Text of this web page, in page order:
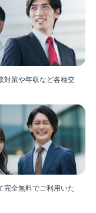
ープ＆盤石の
譲マンション
管理戸数受注実
ン」をはじ
維持業務を通
な暮らしを守
対策や年収など各種交
完全無料でご利用いた